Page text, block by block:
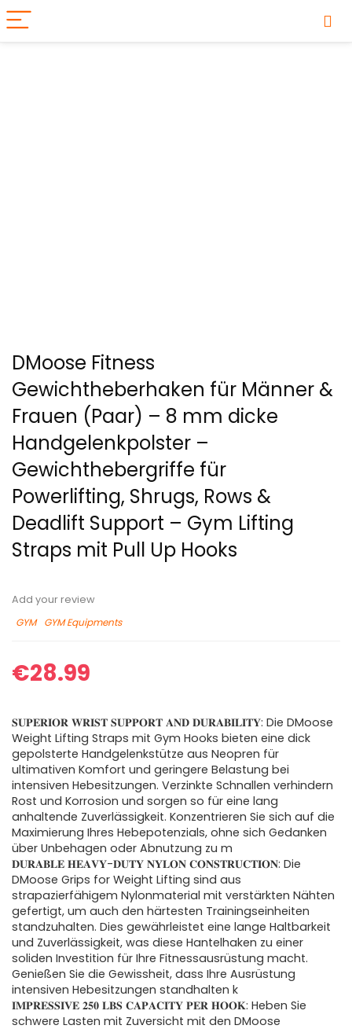
DMoose Fitness
Gewichtheberhaken für Männer &
Frauen (Paar) – 8 mm dicke
Handgelenkpolster –
Gewichthebergriffe für
Powerlifting, Shrugs, Rows &
Deadlift Support – Gym Lifting
Straps mit Pull Up Hooks
Add your review
GYM
GYM Equipments
€28.99
𝐒𝐔𝐏𝐄𝐑𝐈𝐎𝐑 𝐖𝐑𝐈𝐒𝐓 𝐒𝐔𝐏𝐏𝐎𝐑𝐓 𝐀𝐍𝐃 𝐃𝐔𝐑𝐀𝐁𝐈𝐋𝐈𝐓𝐘: Die DMoose
Weight Lifting Straps mit Gym Hooks bieten eine dick
gepolsterte Handgelenkstütze aus Neopren für
ultimativen Komfort und geringere Belastung bei
intensiven Hebesitzungen. Verzinkte Schnallen verhindern
Rost und Korrosion und sorgen so für eine lang
anhaltende Zuverlässigkeit. Konzentrieren Sie sich auf die
Maximierung Ihres Hebepotenzials, ohne sich Gedanken
über Unbehagen oder Abnutzung zu m
𝐃𝐔𝐑𝐀𝐁𝐋𝐄 𝐇𝐄𝐀𝐕𝐘-𝐃𝐔𝐓𝐘 𝐍𝐘𝐋𝐎𝐍 𝐂𝐎𝐍𝐒𝐓𝐑𝐔𝐂𝐓𝐈𝐎𝐍: Die
DMoose Grips for Weight Lifting sind aus
strapazierfähigem Nylonmaterial mit verstärkten Nähten
gefertigt, um auch den härtesten Trainingseinheiten
standzuhalten. Dies gewährleistet eine lange Haltbarkeit
und Zuverlässigkeit, was diese Hantelhaken zu einer
soliden Investition für Ihre Fitnessausrüstung macht.
Genießen Sie die Gewissheit, dass Ihre Ausrüstung
intensiven Hebesitzungen standhalten k
𝐈𝐌𝐏𝐑𝐄𝐒𝐒𝐈𝐕𝐄 𝟐𝟓𝟎 𝐋𝐁𝐒 𝐂𝐀𝐏𝐀𝐂𝐈𝐓𝐘 𝐏𝐄𝐑 𝐇𝐎𝐎𝐊: Heben Sie
schwere Lasten mit Zuversicht mit den DMoose